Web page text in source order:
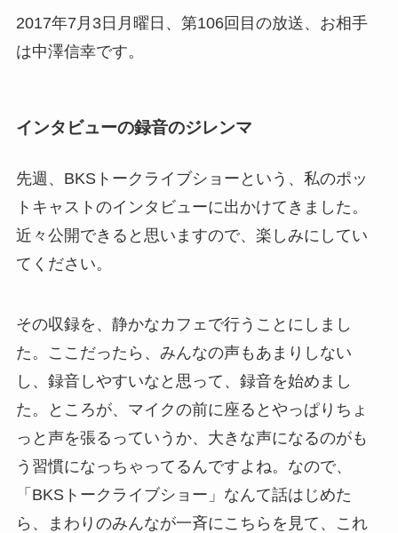
2017年7月3日月曜日、第106回目の放送、お相手
は中澤信幸です。
インタビューの録音のジレンマ
先週、BKSトークライブショーという、私のポッ
トキャストのインタビューに出かけてきました。
近々公開できると思いますので、楽しみにしてい
てください。
その収録を、静かなカフェで行うことにしまし
た。ここだったら、みんなの声もあまりしない
し、録音しやすいなと思って、録音を始めまし
た。ところが、マイクの前に座るとやっぱりちょ
っと声を張るっていうか、大きな声になるのがも
う習慣になっちゃってるんですよね。なので、
「BKSトークライブショー」なんて話はじめた
ら、まわりのみんなが一斉にこちらを見て、これ